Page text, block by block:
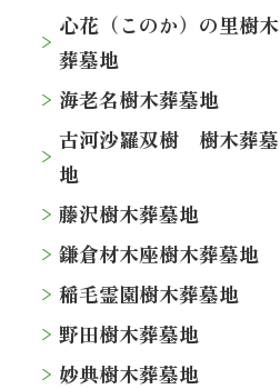
心花（このか）の里樹木
葬墓地
海老名樹木葬墓地
古河沙羅双樹 樹木葬墓
地
藤沢樹木葬墓地
鎌倉材木座樹木葬墓地
稲毛霊園樹木葬墓地
野田樹木葬墓地
妙典樹木葬墓地